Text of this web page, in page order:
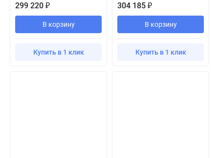
299 220 ₽
В корзину
Купить в 1 клик
304 185 ₽
В корзину
Купить в 1 клик